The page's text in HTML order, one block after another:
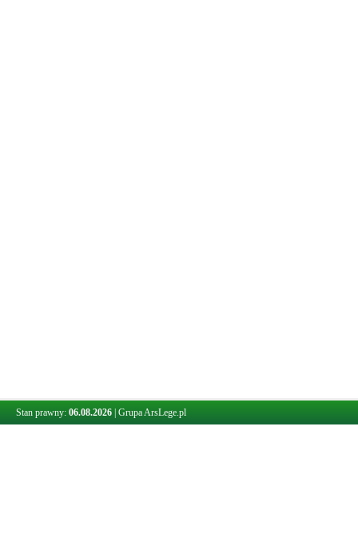
Stan prawny: 06.08.2026 Grupa ArsLege.pl